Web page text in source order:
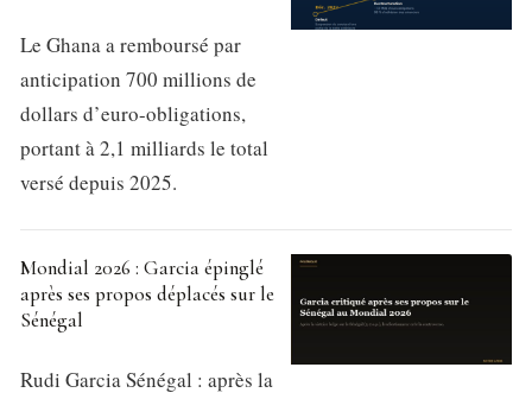
Le Ghana a remboursé par
anticipation 700 millions de
dollars d’euro-obligations,
portant à 2,1 milliards le total
versé depuis 2025.
Mondial 2026 : Garcia épinglé
après ses propos déplacés sur le
Sénégal
Rudi Garcia Sénégal : après la